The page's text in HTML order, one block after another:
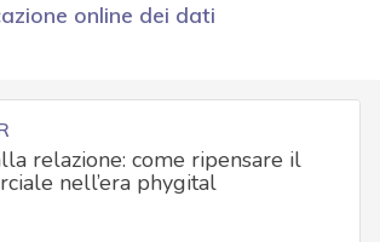
online dei dati
relazione: come ripensare il
nell’era phygital